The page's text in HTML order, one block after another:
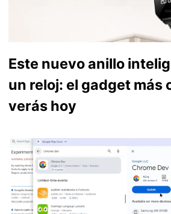
Este nuevo anillo
un reloj: el gadget más
verás hoy